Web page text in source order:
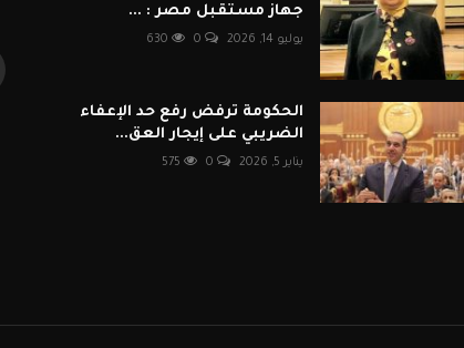
جهاز مستقبل مصر : ...
يوليو 14, 2026
الحكومة ترفض رفع حد الإعفاء
الضريبي على إيجار العق...
يناير 5, 2026